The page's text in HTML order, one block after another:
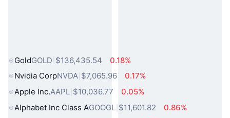
GoldGOLD $136,435.54
0.18%
Nvidia CorpNVDA $7,065.96
0.17%
Apple Inc.AAPL $10,036.77
0.05%
Alphabet Inc Class AGOOGL $11,601.82
0.86%